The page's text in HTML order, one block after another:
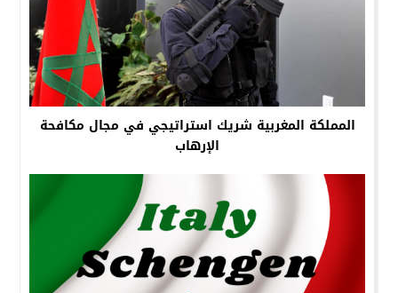
المملكة المغربية شريك استراتيجي في مجال مكافحة
الإرهاب